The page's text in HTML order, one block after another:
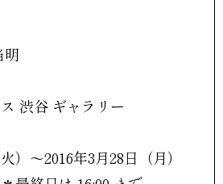
渋谷 ギャラリー
）〜2016年3月28日（月）